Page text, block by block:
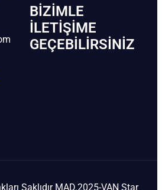
BIZIMLE
İLETIŞIME
GEÇEBILIRSINIZ
Saklıdır MAD.2025-VAN Star